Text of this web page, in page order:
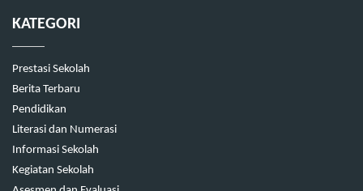
KATEGORI
Prestasi Sekolah
Berita Terbaru
Pendidikan
Literasi dan Numerasi
Informasi Sekolah
Kegiatan Sekolah